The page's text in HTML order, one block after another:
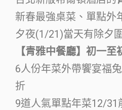
新春最強桌菜、單點外
夕夜(1/21)當天有除夕
【青雅中餐廳】初一
6人份年菜外帶饗宴福
折
9道人氣單點年菜12/31